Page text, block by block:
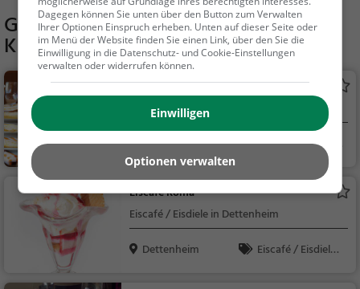
Gaststätten in der Nähe von
Keglertreff Dettenheim
Keglertreff
Restaurant in Dettenheim
Dettenheim
Restaurant, Aben
dessen, Mittagessen
Eiscafe Roma
Eiscafé / Eisdiele in Dettenheim
Dettenheim
Eiscafé / Eisdiele,
Dagegen können Sie unten über den Button zum Verwalten
Ihrer Optionen Einspruch erheben. Unten auf dieser Seite oder
im Menü der Website finden Sie einen Link, über den Sie die
Einwilligung in die Datenschutz- und Cookie-Einstellungen
verwalten oder widerrufen können.
Einwilligen
Optionen verwalten